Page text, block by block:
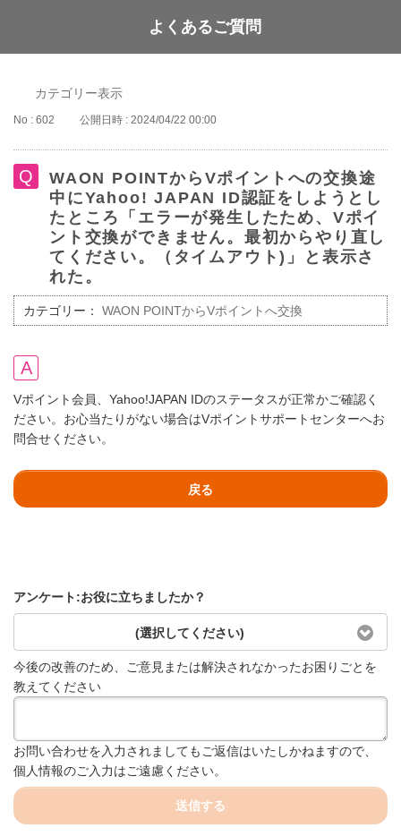
WAON POINT
よくあるご質問
カテゴリー表示
No : 602 公開日時 : 2024/04/22 00:00
WAON POINTからVポイントへの交換途
中にYahoo! JAPAN ID認証をしようとし
たところ「エラーが発生したため、Vポイ
ント交換ができません。最初からやり直し
てください。（タイムアウト)」と表示さ
れた。
カテゴリー： WAON POINTからVポイントへ交換
Vポイント会員、Yahoo!JAPAN IDのステータスが正常かご確認く
ださい。お心当たりがない場合はVポイントサポートセンターへお
問合せください。
戻る
アンケート:お役に立ちましたか？
(選択してください)
今後の改善のため、ご意見または解決されなかったお困りごとを
教えてください
お問い合わせを入力されましてもご返信はいたしかねますので、
個人情報のご入力はご遠慮ください。
送信する